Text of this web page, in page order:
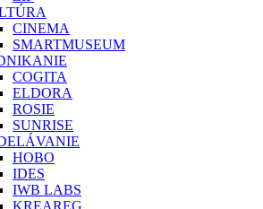
CINEMA
SMARTMUSEUM
COGITA
ELDORA
ROSIE
SUNRISE
HOBO
IDES
IWB LABS
KREAREG